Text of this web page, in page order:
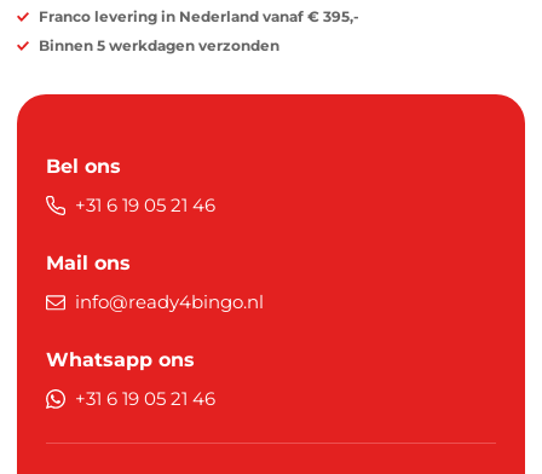
Franco levering in Nederland vanaf € 395,-
Binnen 5 werkdagen verzonden
Bel ons
+31 6 19 05 21 46
Mail ons
info@ready4bingo.nl
Whatsapp ons
+31 6 19 05 21 46